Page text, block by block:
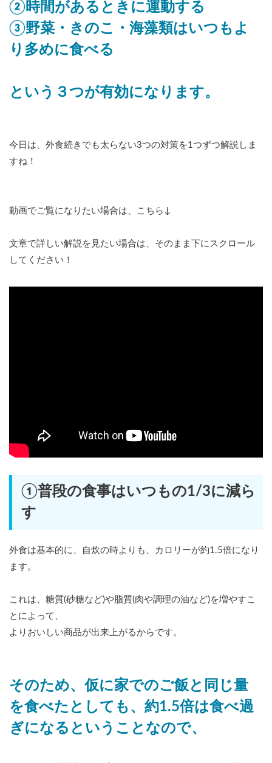
②時間があるときに運動する
③野菜・きのこ・海藻類はいつもよ
り多めに食べる
という３つが有効になります。
今日は、外食続きでも太らない3つの対策を1つずつ解説しま
すね！
動画でご覧になりたい場合は、こちら↓
文章で詳しい解説を見たい場合は、そのまま下にスクロール
してください！
①普段の食事はいつもの1/3に減ら
す
外食は基本的に、自炊の時よりも、カロリーが約1.5倍になり
ます。
これは、糖質(砂糖など)や脂質(肉や調理の油など)を増やすこ
とによって、
よりおいしい商品が出来上がるからです。
そのため、仮に家でのご飯と同じ量
を食べたとしても、約1.5倍は食べ過
ぎになるということなので、